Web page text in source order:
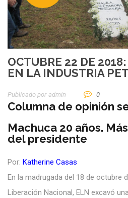
OCTUBRE 22 DE
EN LA INDUSTRIA
Publicado por Admin 0
Columna de opinión
Machuca 20 años.
del presidente
Por: Katherine Casas
En la madrugada del 18 de octubre
Liberación Nacional, ELN excavó